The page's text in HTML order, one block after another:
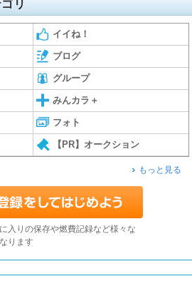
リ
イイね！
ブログ
グループ
みんカラ＋
フォト
【PR】オークション
もっと見る
入りの保存や燃費記録など様々な
ります